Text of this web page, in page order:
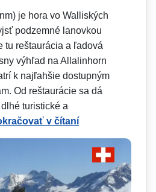
je hora vo Walliských
podzemné lanovkou
tu reštaurácia a ľadová
výhľad na Allalinhorn
k najľahšie dostupným
Od reštaurácie sa dá
turistické a
v čítaní